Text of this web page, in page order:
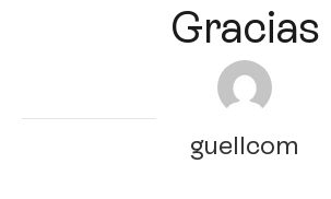
Gracias
guellcom